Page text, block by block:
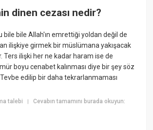
dinen cezası nedir?
bile bile Allah'ın emrettiği yoldan değil de
ilişkiye girmek bir müslümana yakışacak
Ters ilişki her ne kadar haram ise de
boyu cenabet kalınması diye bir şey söz
edilip bir daha tekrarlanmaması
talebi |Cevabın tamamını burada okuyun: